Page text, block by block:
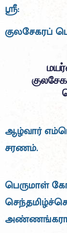
ஸ்ரீ:
குலசேகரப்
ஆழ்வார்
சரணம்.
பெருமாள்